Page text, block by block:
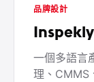
品牌設計
一個多語言
理、CMMS